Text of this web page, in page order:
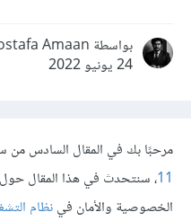
بواسطة Mostafa Amaan
24 يونيو 2022
مرحبًا بك في المقال السادس من
11، سنتحدث في هذا المقال حول
الخصوصية والأمان فينظام